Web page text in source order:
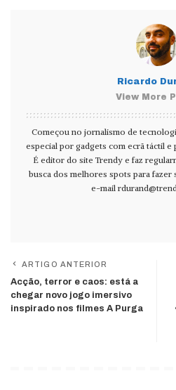
Ricardo
View More
Começou no jornalismo de
especial por gadgets com ecrã táctil e
É editor do site Trendy e faz
busca dos melhores spots para
e-mail
ARTIGO ANTERIOR
Acção, terror e caos: está a
chegar novo jogo imersivo
inspirado nos filmes A Purga